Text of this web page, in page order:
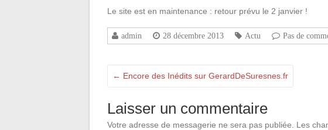
Le site est en maintenance : retour prévu le 2 janvier !
admin 28 décembre 2013 Actu Pas de
← Encore des Inédits sur GerardDeSuresnes.fr
Laisser un commentaire
Votre adresse de messagerie ne sera pas publiée. Les